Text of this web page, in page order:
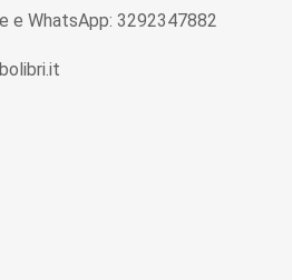
e WhatsApp: 3292347882